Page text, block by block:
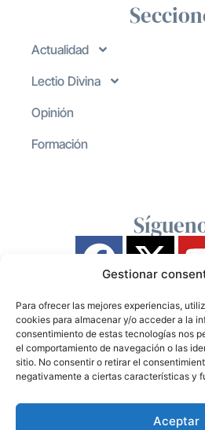
Gestionar
Para ofrecer las mejores experiencias,
cookies para almacenar y/o acceder a la
consentimiento de estas tecnologías nos
el comportamiento de navegación o las
sitio. No consentir o retirar el
negativamente a ciertas características y
Aceptar
Actualidad
Lectio Divina
Opinión
Formación